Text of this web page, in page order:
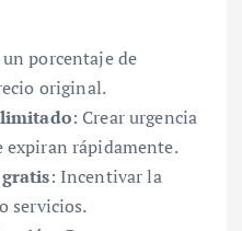
un porcentaje de
original.
: Crear urgencia
expiran rápidamente.
: Incentivar la
servicios.